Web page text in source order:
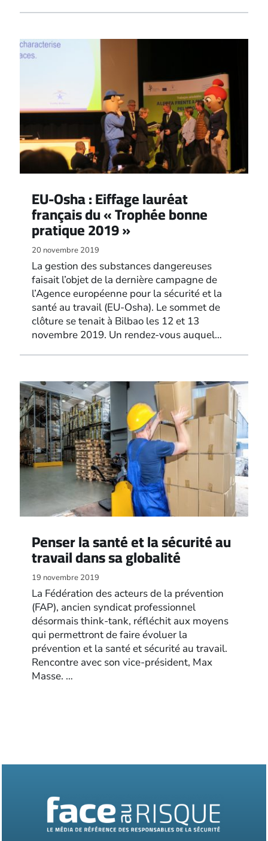
EU-Osha : Eiffage lauréat
français du « Trophée bonne
pratique 2019 »
20 novembre 2019
La gestion des substances dangereuses
faisait l’objet de la dernière campagne de
l’Agence européenne pour la sécurité et la
santé au travail (EU-Osha). Le sommet de
clôture se tenait à Bilbao les 12 et 13
novembre 2019. Un rendez-vous auquel…
Penser la santé et la sécurité au
travail dans sa globalité
19 novembre 2019
La Fédération des acteurs de la prévention
(FAP), ancien syndicat professionnel
désormais think-tank, réfléchit aux moyens
qui permettront de faire évoluer la
prévention et la santé et sécurité au travail.
Rencontre avec son vice-président, Max
Masse. …